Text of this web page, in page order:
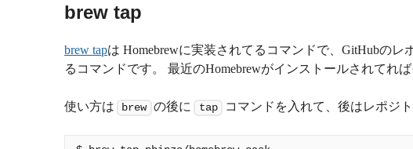
brew tap
brew tapは Homebrewに実装されてるコマンドで、GitHubの
るコマンドです。 最近のHomebrewがインストールされてれば
使い方は brew の後に tap コマンドを入れて、後はレポジ